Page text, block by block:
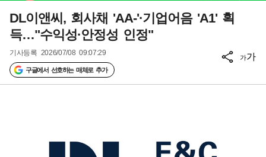
DL이앤씨, 회사채 'AA-'·기업어음 'A1' 획
득…"수익성·안정성 인정"
기사등록 2026/07/08 09:07:29
구글에서 선호하는 매체로 추가
가가